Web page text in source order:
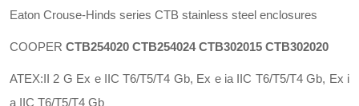
Eaton Crouse-Hinds series CTB stainless steel enclosures
COOPER CTB254020 CTB254024 CTB302015 CTB302020
ATEX:II 2 G Ex e IIC T6/T5/T4 Gb, Ex e ia IIC T6/T5/T4 Gb, Ex i
a IIC T6/T5/T4 Gb